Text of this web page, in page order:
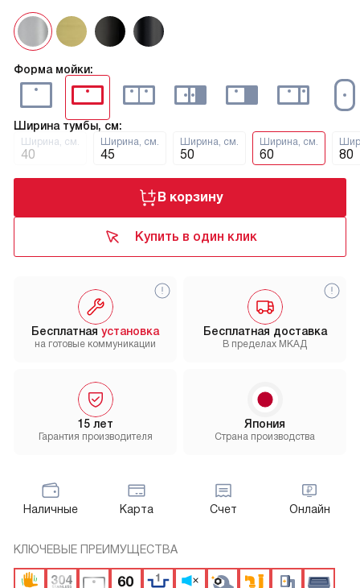
Форма мойки:
Ширина тумбы, см:
Ширина, см.
40
Ширина, см.
45
Ширина, см.
50
Ширина, см.
60 80
В корзину
Купить в один клик
Бесплатная доставка
В пределах МКАД
15 лет
Гарантия производителя
Бесплатная установка
на готовые коммуникации
Япония
Страна производства
Наличные Карта Счет Онлайн
КЛЮЧЕВЫЕ ПРЕИМУЩЕСТВА